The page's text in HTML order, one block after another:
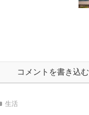
コメントを書き込む
生活